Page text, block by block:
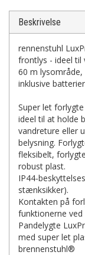
Beskrivelse
rennenstuhl
frontlys - ideel til
60 m
inklusive batterier
Super let
ideel til at holde
vandreture eller
belysning.
fleksibelt,
robust plast.
IP44-
stænksikker).
Kontakten på
funktionerne ved
Pandelygte
med super let
brennenstuhl®